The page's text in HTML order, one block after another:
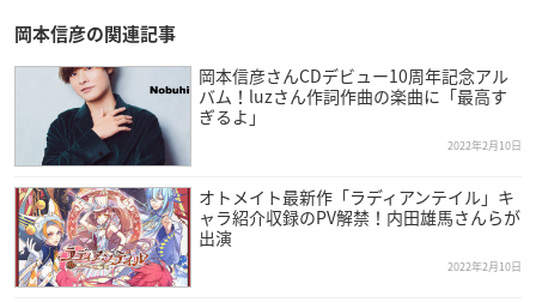
岡本信彦の関連記事
岡本信彦さんCDデビュー10周年記念アル
バム！luzさん作詞作曲の楽曲に「最高す
ぎるよ」
2022年2月10日
オトメイト最新作「ラディアンテイル」キ
ャラ紹介収録のPV解禁！内田雄馬さんらが
出演
2022年2月10日